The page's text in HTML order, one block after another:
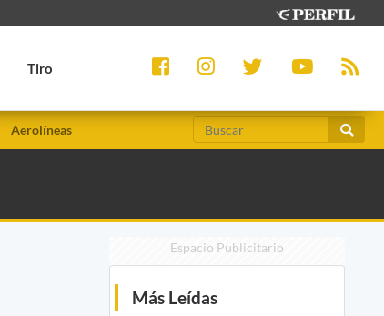
Tiro
Aerolíneas
Espacio Publicitario
Más Leídas